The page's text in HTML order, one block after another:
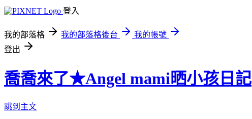
登入
我的部落格 我的部落格後台
我的帳號
登出
喬喬來了★Angel mami晒小孩日記
跳到主文